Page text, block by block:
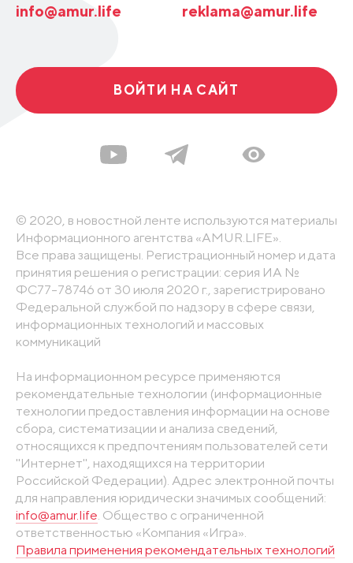
info@amur.life reklama@amur.life
ВОЙТИ НА САЙТ
© 2020, в новостной ленте используются материалы
Информационного агентства «AMUR.LIFE».
Все права защищены. Регистрационный номер и дата
принятия решения о регистрации: серия ИА №
ФС77-78746 от 30 июля 2020 г., зарегистрировано
Федеральной службой по надзору в сфере связи,
информационных технологий и массовых
коммуникаций
На информационном ресурсе применяются
рекомендательные технологии (информационные
технологии предоставления информации на основе
сбора, систематизации и анализа сведений,
относящихся к предпочтениям пользователей сети
"Интернет", находящихся на территории
Российской Федерации). Адрес электронной почты
для направления юридически значимых сообщений:
info@amur.life. Общество с ограниченной
ответственностью «Компания «Игра».
Правила применения рекомендательных технологий